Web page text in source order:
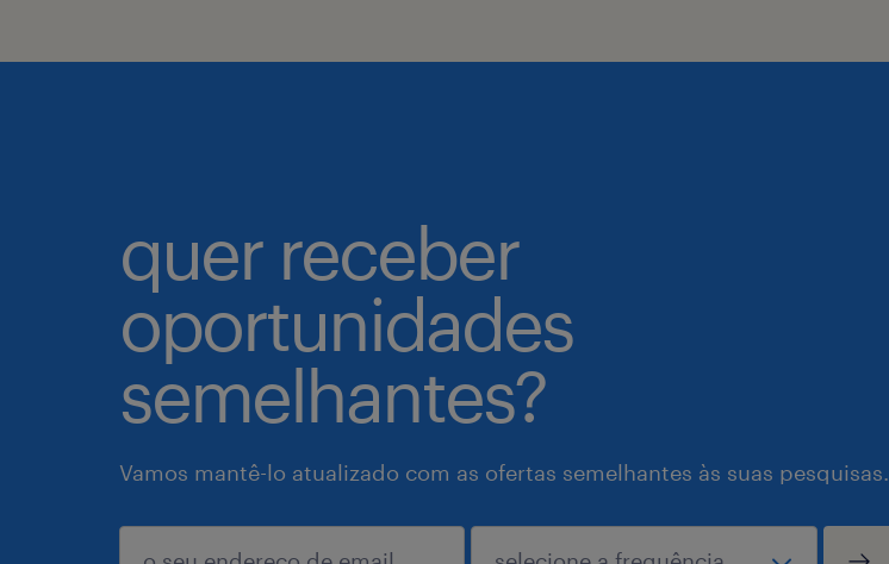
quer receber
oportunidades
semelhantes?
Vamos mantê-lo atualizado com as ofertas semelhantes às suas pesquisas.